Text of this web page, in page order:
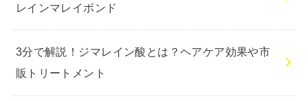
レインマレイボンド
3分で解説！ジマレイン酸とは？ヘアケア効果や市
販トリートメント